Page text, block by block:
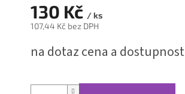
130 Kč / ks
107,44 Kč bez DPH
cena:
na dotaz cena a dostupnost